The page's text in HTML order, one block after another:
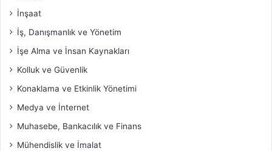
İnşaat
İş, Danışmanlık ve Yönetim
İşe Alma ve İnsan Kaynakları
Kolluk ve Güvenlik
Konaklama ve Etkinlik Yönetimi
Medya ve İnternet
Muhasebe, Bankacılık ve Finans
Mühendislik ve İmalat